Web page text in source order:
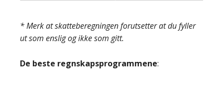
* Merk at skatteberegningen forutsetter at du fyller
ut som enslig og ikke som gitt.
De beste regnskapsprogrammene: